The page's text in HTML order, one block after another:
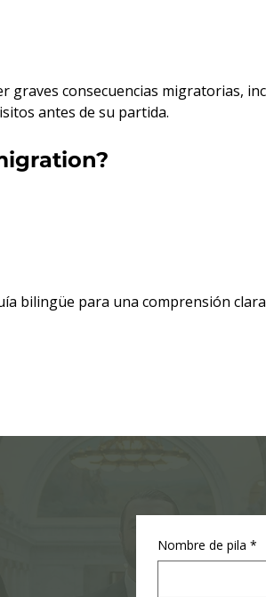
Nombre de pila *
consecuencias migratorias,
antes de su partida.
bilingüe para una comprensión clara